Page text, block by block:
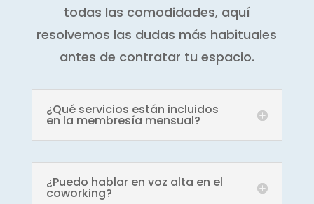
todas las comodidades, aquí
resolvemos las dudas más habituales
antes de contratar tu espacio.
¿Qué servicios están incluidos
en la membresía mensual?
¿Puedo hablar en voz alta en el
coworking?